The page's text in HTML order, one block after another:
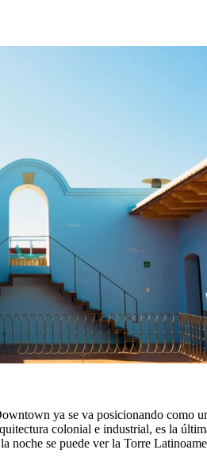
ya se va posicionando como
colonial e industrial, es la
noche se puede ver la Torre